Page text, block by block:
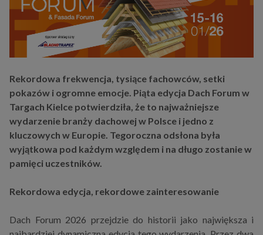
Rekordowa frekwencja, tysiące fachowców, setki
pokazów i ogromne emocje. Piąta edycja Dach Forum w
Targach Kielce potwierdziła, że to najważniejsze
wydarzenie branży dachowej w Polsce i jedno z
kluczowych w Europie. Tegoroczna odsłona była
wyjątkowa pod każdym względem i na długo zostanie w
pamięci uczestników.
Rekordowa edycja, rekordowe zainteresowanie
Dach Forum 2026 przejdzie do historii jako największa i